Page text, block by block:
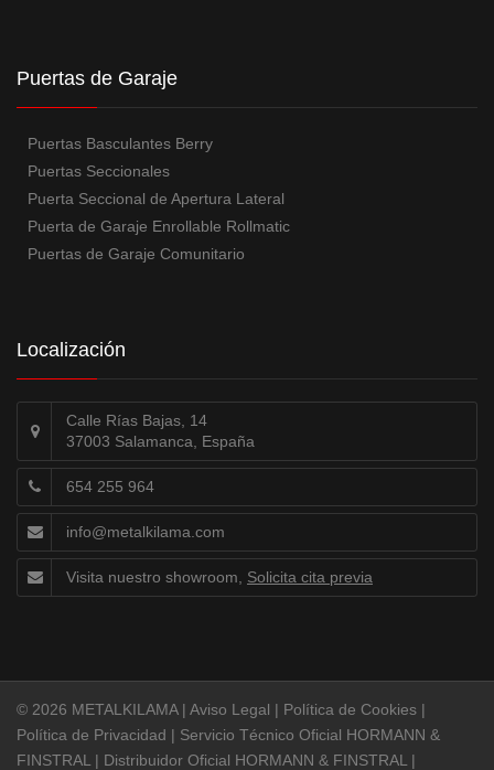
Puertas de Garaje
Puertas Basculantes Berry
Puertas Seccionales
Puerta Seccional de Apertura Lateral
Puerta de Garaje Enrollable Rollmatic
Puertas de Garaje Comunitario
Localización
Calle Rías Bajas, 14
37003 Salamanca, España
654 255 964
info@metalkilama.com
Visita nuestro showroom, Solicita cita previa
© 2026 METALKILAMA | Aviso Legal | Política de Cookies |
Política de Privacidad | Servicio Técnico Oficial HORMANN &
FINSTRAL | Distribuidor Oficial HORMANN & FINSTRAL |